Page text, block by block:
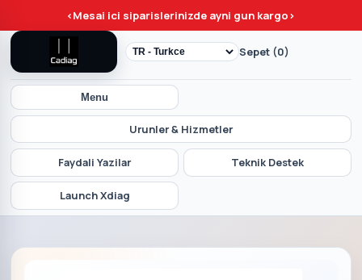
<Mesai ici siparislerinizde ayni gun kargo>
Menu
Urunler & Hizmetler
Faydali Yazilar Teknik Destek
Launch Xdiag
Sepet (0)